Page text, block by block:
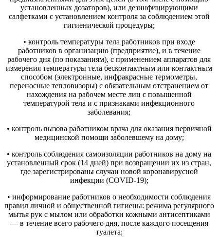
установленных дозаторов), или дезинфицирующими
салфетками с установлением контроля за соблюдением этой
гигиенической процедуры;
• контроль температуры тела работников при входе
работников в организацию (предприятие), и в течение
рабочего дня (по показаниям), с применением аппаратов для
измерения температуры тела бесконтактным или контактным
способом (электронные, инфракрасные термометры,
переносные тепловизоры) с обязательным отстранением от
нахождения на рабочем месте лиц с повышенной
температурой тела и с признаками инфекционного
заболевания;
• контроль вызова работником врача для оказания первичной
медицинской помощи заболевшему на дому;
• контроль соблюдения самоизоляции работников на дому на
установленный срок (14 дней) при возвращении их из стран,
где зарегистрированы случаи новой коронавирусной
инфекции (COVID-19);
• информирование работников о необходимости соблюдения
правил личной и общественной гигиены: режима регулярного
мытья рук с мылом или обработки кожными антисептиками
— в течение всего рабочего дня, после каждого посещения
туалета;